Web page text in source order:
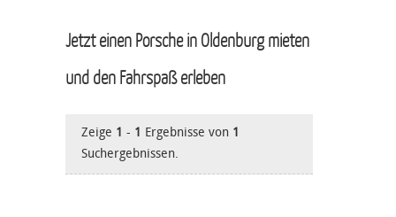
Jetzt einen Porsche in Oldenburg mieten
und den Fahrspaß erleben
Zeige 1 - 1 Ergebnisse von 1
Suchergebnissen.